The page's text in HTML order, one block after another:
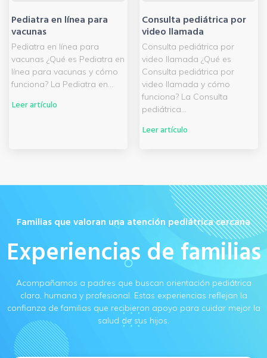
Pediatra en línea para
vacunas
Pediatra en línea para
vacunas ¿Qué es Pediatra en
línea para vacunas y cómo
funciona? La Pediatra en...
Leer artículo
Consulta pediátrica por
video llamada
Consulta pediátrica por
video llamada ¿Qué es
Consulta pediátrica por
video llamada y cómo
funciona? La Consulta
pediátrica...
Leer artículo
Familias que valoran una atención pediátrica cercana
Experiencias de familias
Acompañamos a padres que buscan orientación pediátrica
clara, humana y profesional. Estas experiencias reflejan la
confianza de familias que recibieron apoyo para cuidar mejor la
salud de sus hijos.